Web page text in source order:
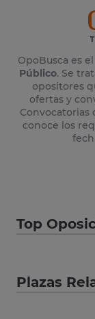
OpoBusca es
Público. Se
opositores
ofertas y
Convocatorias
conoce los
Top
Plazas